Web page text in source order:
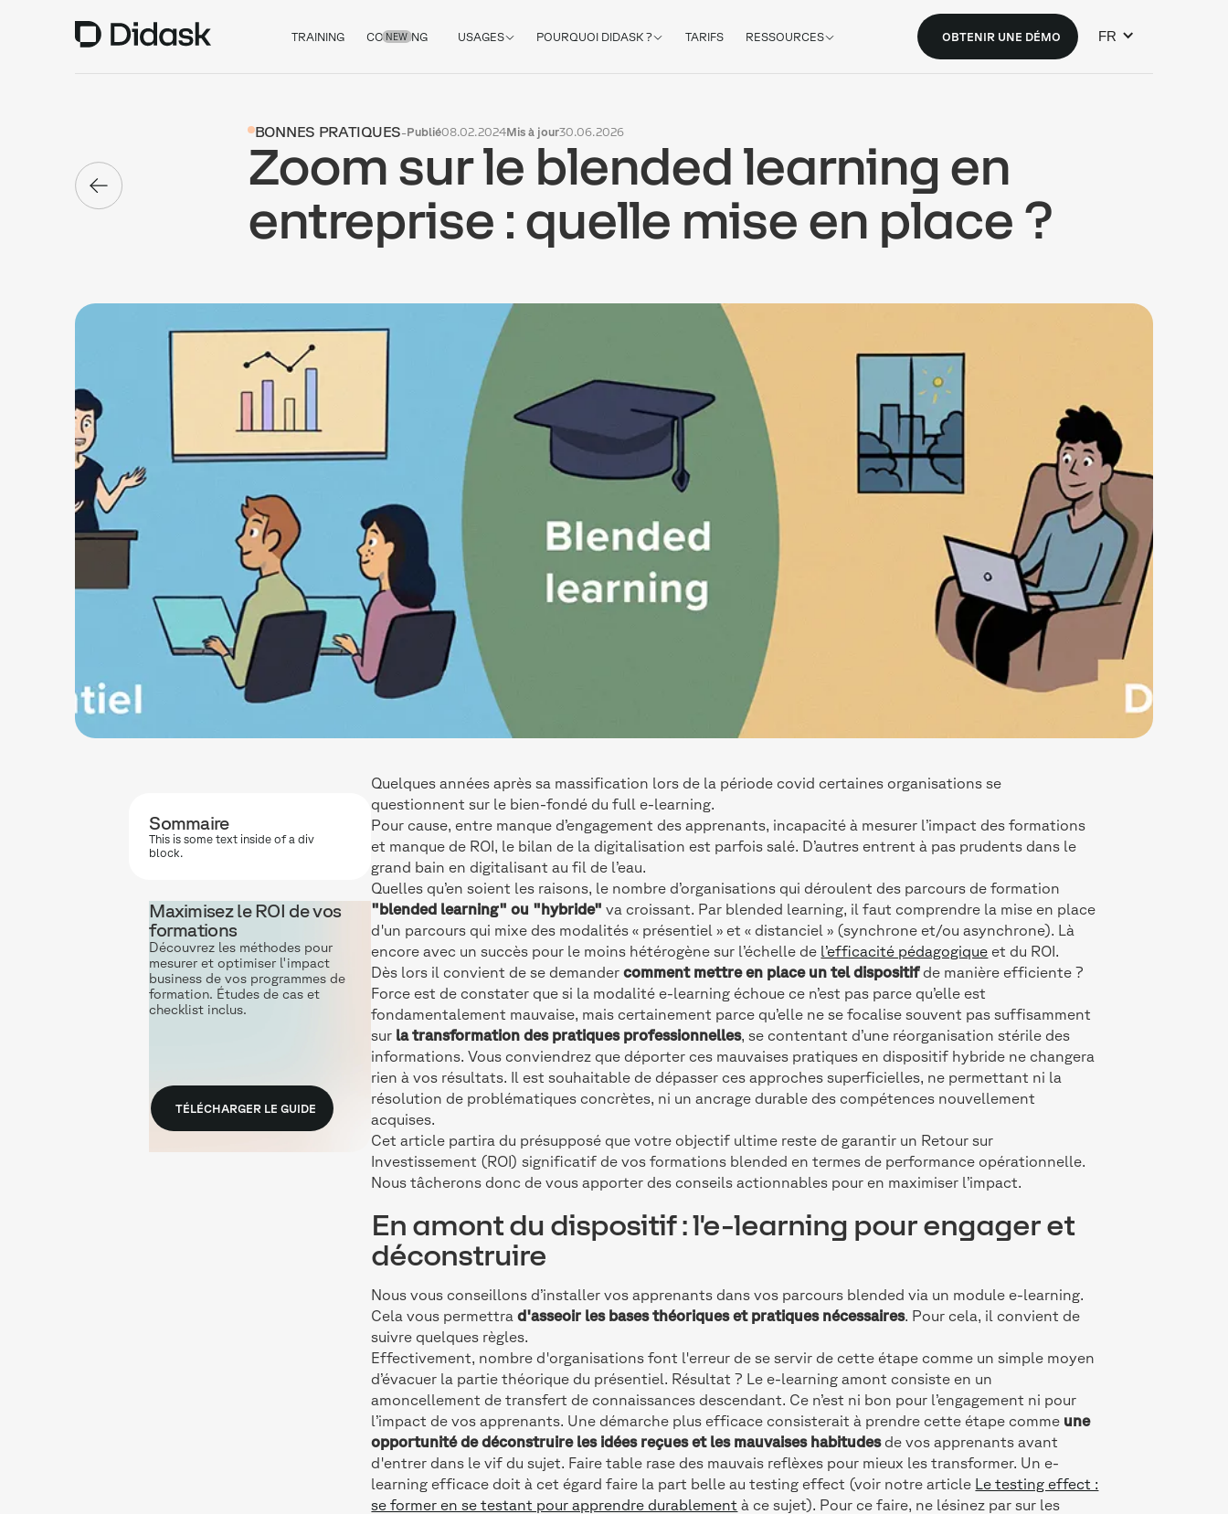
TRAINING COACHING
NEW USAGES POURQUOI DIDASK ? TARIFS RESSOURCES OBTENIR UNE DÉMO FR
BONNES PRATIQUES-Publié08.02.2024Mis à jour30.06.2026
Zoom sur le blended learning en
entreprise : quelle mise en place ?
Sommaire
This is some text inside of a div
block.
Maximisez le ROI de vos
formations
Découvrez les méthodes pour
mesurer et optimiser l'impact
business de vos programmes de
formation. Études de cas et
checklist inclus.
TÉLÉCHARGER LE GUIDE
Quelques années après sa massification lors de la période covid certaines organisations se
questionnent sur le bien-fondé du full e-learning.
Pour cause, entre manque d’engagement des apprenants, incapacité à mesurer l’impact des formations
et manque de ROI, le bilan de la digitalisation est parfois salé. D’autres entrent à pas prudents dans le
grand bain en digitalisant au fil de l’eau.
Quelles qu’en soient les raisons, le nombre d’organisations qui déroulent des parcours de formation
"blended learning" ou "hybride" va croissant. Par blended learning, il faut comprendre la mise en place
d'un parcours qui mixe des modalités « présentiel » et « distanciel » (synchrone et/ou asynchrone). Là
encore avec un succès pour le moins hétérogène sur l’échelle de l’efficacité pédagogique et du ROI.
Dès lors il convient de se demandercomment mettre en place un tel dispositifde manière efficiente ?
Force est de constater que si la modalité e-learning échoue ce n’est pas parce qu’elle est
fondamentalement mauvaise, mais certainement parce qu’elle ne se focalise souvent pas suffisamment
sur la transformation des pratiques professionnelles, se contentant d’une réorganisation stérile des
informations. Vous conviendrez que déporter ces mauvaises pratiques en dispositif hybride ne changera
rien à vos résultats. Il est souhaitable de dépasser ces approches superficielles, ne permettant ni la
résolution de problématiques concrètes, ni un ancrage durable des compétences nouvellement
acquises.
Cet article partira du présupposé que votre objectif ultime reste de garantir un Retour sur
Investissement (ROI) significatif de vos formations blended en termes de performance opérationnelle.
Nous tâcherons donc de vous apporter des conseils actionnables pour en maximiser l’impact.
En amont du dispositif : l'e-learning pour engager et
déconstruire
Nous vous conseillons d’installer vos apprenants dans vos parcours blended via un module e-learning.
Cela vous permettrad'asseoir les bases théoriques et pratiques nécessaires. Pour cela, il convient de
suivre quelques règles.
Effectivement, nombre d'organisations font l'erreur de se servir de cette étape comme un simple moyen
d’évacuer la partie théorique du présentiel. Résultat ? Le e-learning amont consiste en un
amoncellement de transfert de connaissances descendant. Ce n’est ni bon pour l’engagement ni pour
l’impact de vos apprenants. Une démarche plus efficace consisterait à prendre cette étape comme une
opportunité de déconstruire les idées reçues et les mauvaises habitudesde vos apprenants avant
d'entrer dans le vif du sujet. Faire table rase des mauvais reflèxes pour mieux les transformer. Un e-
learning efficace doit à cet égard faire la part belle au testing effect (voir notre article Le testing effect :
se former en se testant pour apprendre durablement à ce sujet). Pour ce faire, ne lésinez par sur les